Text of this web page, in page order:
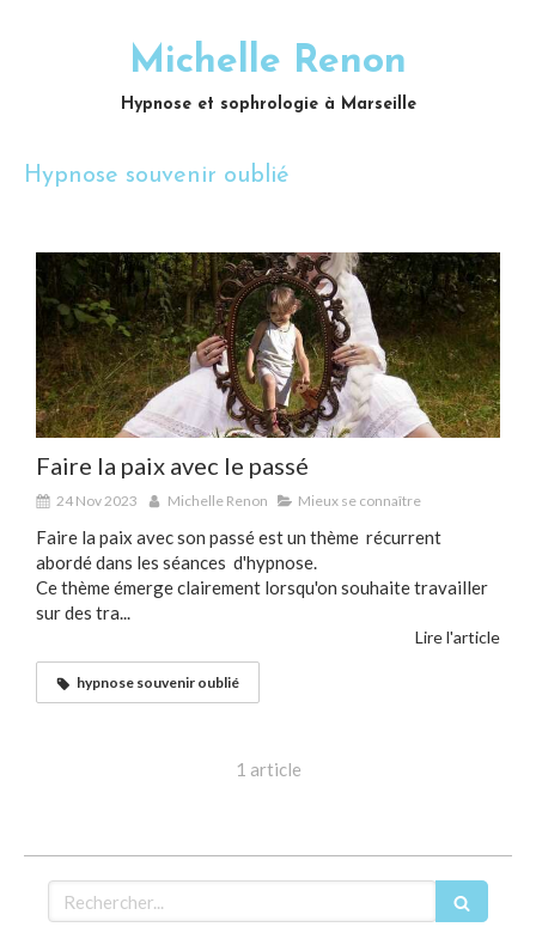
Michelle Renon
Hypnose et sophrologie à Marseille
Hypnose souvenir oublié
Faire la paix avec le passé
24 Nov 2023 Michelle Renon Mieux se connaître
Faire la paix avec son passé est un thème récurrent
abordé dans les séances d'hypnose.
Ce thème émerge clairement lorsqu'on souhaite travailler
sur des tra...
Lire l'article
hypnose souvenir oublié
1 article
Rechercher